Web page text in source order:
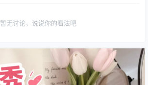
暂无讨论，说说你的看法吧